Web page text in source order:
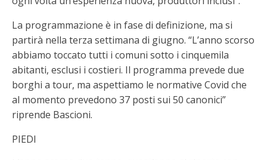
La programmazione è in fase di definizione, ma si
partirà nella terza settimana di giugno. “L’anno scorso
abbiamo toccato tutti i comuni sotto i cinquemila
abitanti, esclusi i costieri. Il programma prevede due
borghi a tour, ma aspettiamo le normative Covid che
al momento prevedono 37 posti sui 50 canonici”
riprende Bascioni.
PIEDI